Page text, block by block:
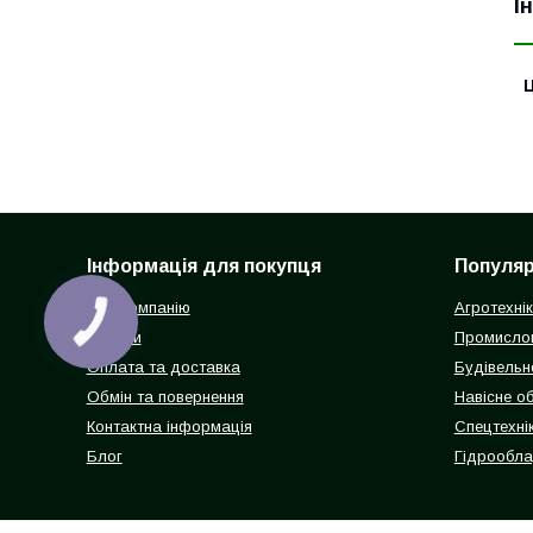
Інформація для покупця
Про компанію
Відгуки
Оплата та доставка
Обмін та повернення
Контактна інформація
Блог
Навісне